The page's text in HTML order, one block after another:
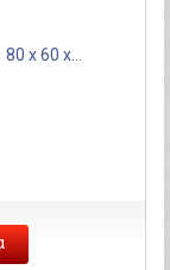
x 60 x...